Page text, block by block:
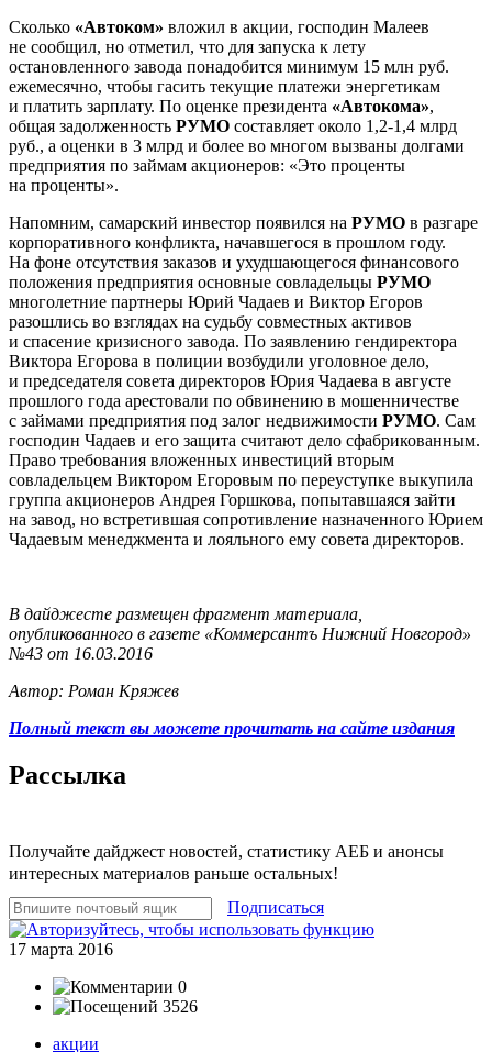
Сколько «Автоком» вложил в акции, господин Малеев
не сообщил, но отметил, что для запуска к лету
остановленного завода понадобится минимум 15 млн руб.
ежемесячно, чтобы гасить текущие платежи энергетикам
и платить зарплату. По оценке президента «Автокома»,
общая задолженность РУМО составляет около 1,2-1,4 млрд
руб., а оценки в 3 млрд и более во многом вызваны долгами
предприятия по займам акционеров: «Это проценты
на проценты».
Напомним, самарский инвестор появился на РУМО в разгаре
корпоративного конфликта, начавшегося в прошлом году.
На фоне отсутствия заказов и ухудшающегося финансового
положения предприятия основные совладельцы РУМО
многолетние партнеры Юрий Чадаев и Виктор Егоров
разошлись во взглядах на судьбу совместных активов
и спасение кризисного завода. По заявлению гендиректора
Виктора Егорова в полиции возбудили уголовное дело,
и председателя совета директоров Юрия Чадаева в августе
прошлого года арестовали по обвинению в мошенничестве
с займами предприятия под залог недвижимости РУМО. Сам
господин Чадаев и его защита считают дело сфабрикованным.
Право требования вложенных инвестиций вторым
совладельцем Виктором Егоровым по переуступке выкупила
группа акционеров Андрея Горшкова, попытавшаяся зайти
на завод, но встретившая сопротивление назначенного Юрием
Чадаевым менеджмента и лояльного ему совета директоров.
В дайджесте размещен фрагмент материала,
опубликованного в газете «Коммерсантъ Нижний Новгород»
№43 от 16.03.2016
Автор: Роман Кряжев
Полный текст вы можете прочитать на сайте издания
Рассылка
Получайте дайджест новостей, статистику АЕБ и анонсы
интересных материалов раньше остальных!
Подписаться
17 марта 2016
0
3526
акции